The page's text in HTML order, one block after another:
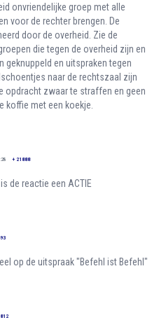
onvriendelijke groep met alle
voor de rechter brengen. De
door de overheid. Zie de
die tegen de overheid zijn en
geknuppeld en uitspraken tegen
naar de rechtszaal zijn
opdracht zwaar te straffen en geen
koffie met een koekje.
+ 21888
de reactie een ACTIE
op de uitspraak "Befehl ist Befehl"